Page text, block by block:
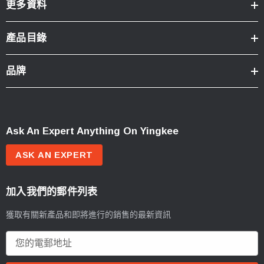
更多資料
產品目錄
品牌
Ask An Expert Anything On Yingkee
ASK AN EXPERT
加入我們的郵件列表
獲取有關新產品和即將進行的銷售的最新資訊
郵